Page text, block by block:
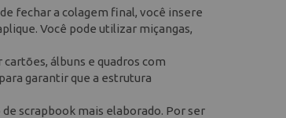
fechar a colagem final, você insere
Você pode utilizar miçangas,
álbuns e quadros com
garantir que a estrutura
scrapbook mais elaborado. Por ser